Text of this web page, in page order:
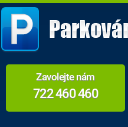
Zavolejte nám
722 460 460